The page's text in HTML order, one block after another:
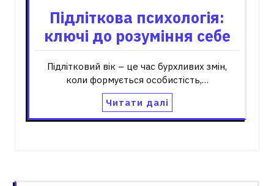
Підліткова психологія:
ключі до розуміння себе
Підлітковий вік – це час бурхливих змін,
коли формується особистість,…
Читати далі